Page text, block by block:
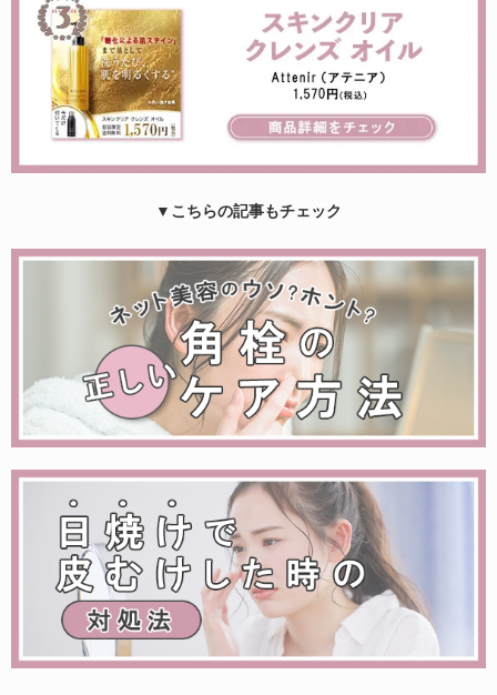
▼こちらの記事もチェック